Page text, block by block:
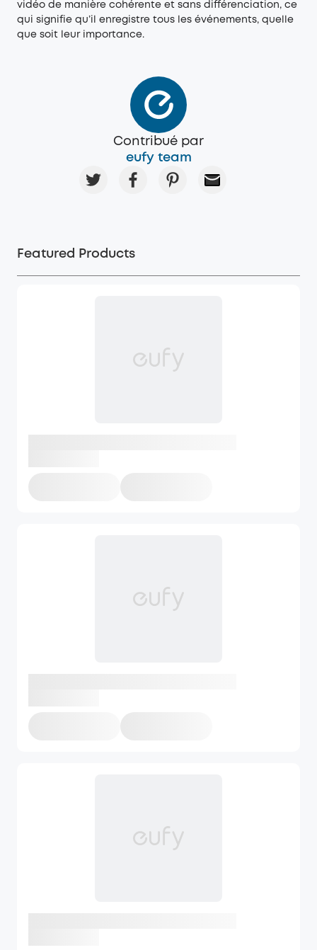
vidéo de manière cohérente et sans différenciation, ce
qui signifie qu’il enregistre tous les événements, quelle
que soit leur importance.
Contribué par
eufy team
Featured Products